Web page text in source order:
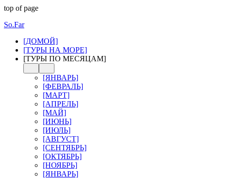
top of page
So.Far
[ДОМОЙ]
[ТУРЫ НА МОРЕ]
[ТУРЫ ПО МЕСЯЦАМ]
[ЯНВАРЬ]
[ФЕВРАЛЬ]
[МАРТ]
[АПРЕЛЬ]
[МАЙ]
[ИЮНЬ]
[ИЮЛЬ]
[АВГУСТ]
[СЕНТЯБРЬ]
[ОКТЯБРЬ]
[НОЯБРЬ]
[ЯНВАРЬ]